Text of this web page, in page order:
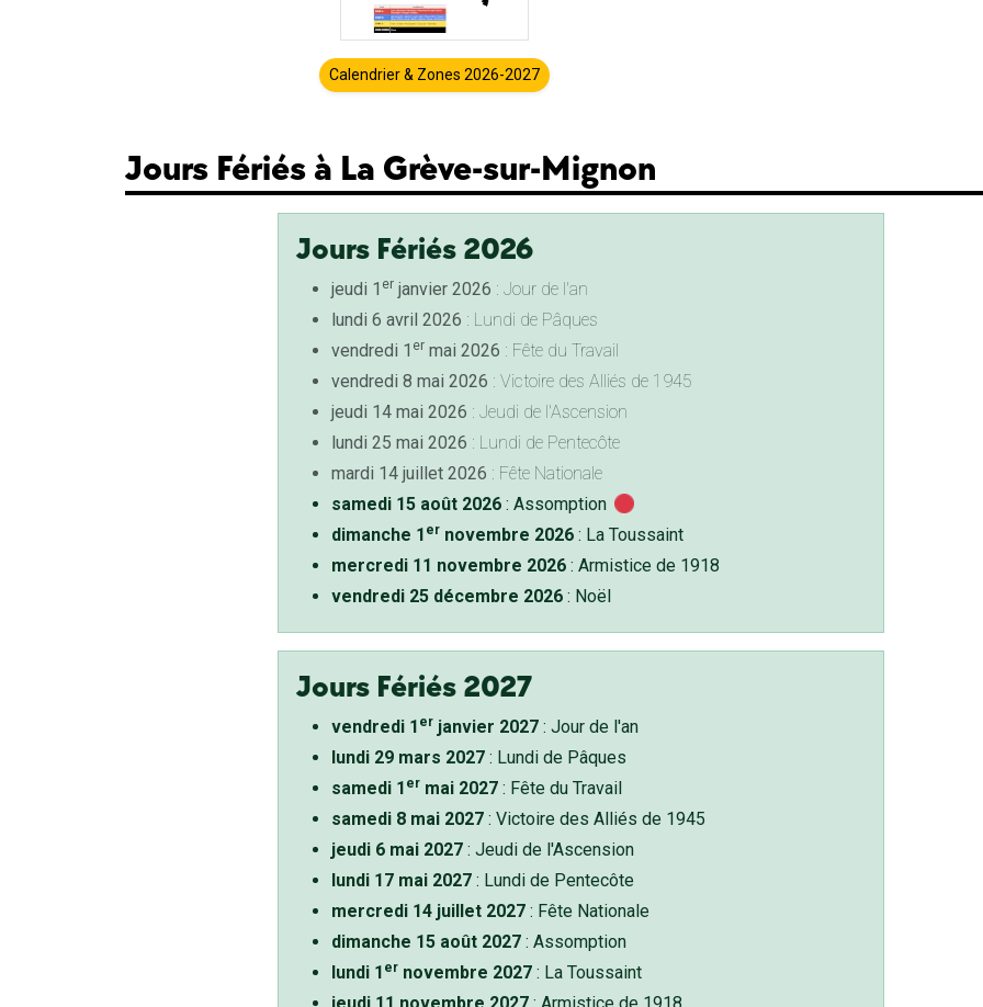
Calendrier & Zones 2026-2027
Jours Fériés à La Grève-sur-Mignon
Jours Fériés 2026
jeudi 1 erjanvier 2026 : Jour de l'an
lundi 6 avril 2026 : Lundi de Pâques
vendredi 1 ermai 2026 : Fête du Travail
vendredi 8 mai 2026 : Victoire des Alliés de 1945
jeudi 14 mai 2026 : Jeudi de l'Ascension
lundi 25 mai 2026 : Lundi de Pentecôte
mardi 14 juillet 2026 : Fête Nationale
samedi 15 août 2026: Assomption
dimanche 1 ernovembre 2026: La Toussaint
mercredi 11 novembre 2026: Armistice de 1918
vendredi 25 décembre 2026: Noël
Jours Fériés 2027
vendredi 1 erjanvier 2027: Jour de l'an
lundi 29 mars 2027: Lundi de Pâques
samedi 1 ermai 2027: Fête du Travail
samedi 8 mai 2027: Victoire des Alliés de 1945
jeudi 6 mai 2027: Jeudi de l'Ascension
lundi 17 mai 2027: Lundi de Pentecôte
mercredi 14 juillet 2027: Fête Nationale
dimanche 15 août 2027: Assomption
lundi 1 ernovembre 2027: La Toussaint
jeudi 11 novembre 2027: Armistice de 1918